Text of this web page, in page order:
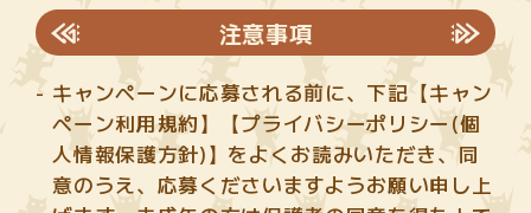
注意事項
キャンペーンに応募される前に、下記【キャン
ペーン利用規約】【プライバシーポリシー(個
人情報保護方針)】をよくお読みいただき、同
意のうえ、応募くださいますようお願い申し上